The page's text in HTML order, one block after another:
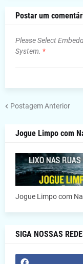
Postar um
Please Select
System. *
Postagem Anterior
Jogue Limpo com
Jogue Limpo com
SIGA NOSSAS